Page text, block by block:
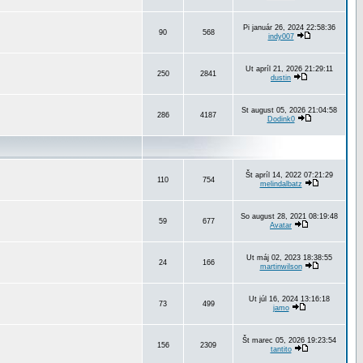
90 568
Pi január 26, 2024 22:58:36
indy007
250 2841
Ut apríl 21, 2026 21:29:11
dustin
286 4187
St august 05, 2026 21:04:58
Dodink0
110 754
Št apríl 14, 2022 07:21:29
melindalbatz
59 677
So august 28, 2021 08:19:48
Avatar
24 166
Ut máj 02, 2023 18:38:55
martinwilson
73 499
Ut júl 16, 2024 13:16:18
jamo
156 2309
Št marec 05, 2026 19:23:54
tantito